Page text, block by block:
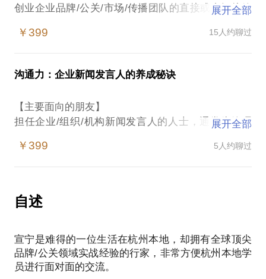
创业企业品牌/公关/市场/传播团队的直接或者间接管
企业品牌/公关/市场/传播团队中层或基层成员
的管理者
一、对于品牌/公关工作，创业团队跃跃欲试，却又充
满纠结：
力，否则业务会做得很辛苦；
3，宣传推广上的每分钱，都在吃财报上的"净利润”，
所以花出去必须有价值；
展开全部
￥399 15人约聊过
沟通力：企业新闻发言人的养成秘诀
【主要面向的朋友】
担任企业/组织/机构新闻发言人的人士，通常为管理
对该话题有兴趣的品牌/公关/市场/传播领域同仁
1，企业新闻发言人是一个核心而敏感的职能，通常需
要他来代表企业接受媒体采访，其发言内容即是企业
2，通过采访时的优秀表现，一位优秀的新闻发言人能
让记者的报道精彩而生动，也让媒体对于他所代表的
展开全部
￥399 5人约聊过
自述
宣宁是难得的一位生活在杭州本地，却拥有全球顶尖
品牌/公关领域实战经验的行家，非常方便杭州本地学
员进行面对面的交流。